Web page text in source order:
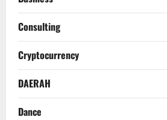
Consulting
Cryptocurrency
DAERAH
Dance